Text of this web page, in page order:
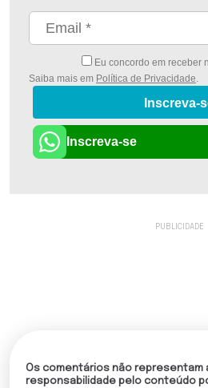
Eu concordo em receber
Saiba mais em Política de Privacidade.
Inscreva-
Inscreva-se
Os comentários não representam
responsabilidade pelo conteúdo